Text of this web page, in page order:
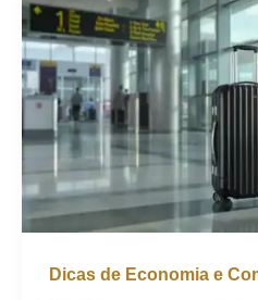
Dicas de Economia e